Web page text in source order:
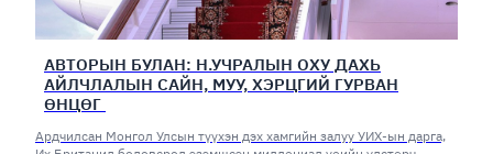
АВТОРЫН БУЛАН: Н.УЧРАЛЫН ОХУ ДАХЬ
АЙЛЧЛАЛЫН САЙН, МУУ, ХЭРЦГИЙ ГУРВАН
ӨНЦӨГ
Ардчилсан Монгол Улсын түүхэн дэх хамгийн залуу УИХ-ын дарга,